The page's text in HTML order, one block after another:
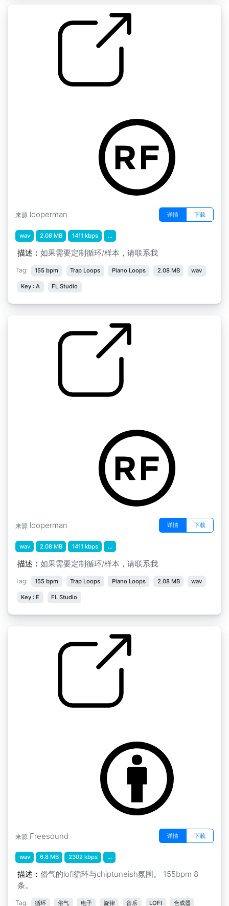
来源 looperman 详情 下载
wav 2.08 MB 1411 kbps ...
描述： 如果需要定制循环/样本，请联系我
Tag: 155 bpm Trap Loops Piano Loops 2.08 MB wav
Key : A FL Studio
来源 looperman 详情 下载
wav 2.08 MB 1411 kbps ...
描述： 如果需要定制循环/样本，请联系我
Tag: 155 bpm Trap Loops Piano Loops 2.08 MB wav
Key : E FL Studio
来源 Freesound 详情 下载
wav 6.8 MB 2302 kbps ...
描述： 俗气的lofi循环与chiptuneish氛围。 155bpm 8
条。
Tag: 循环 俗气 电子 旋律 音乐 LOFI 合成器